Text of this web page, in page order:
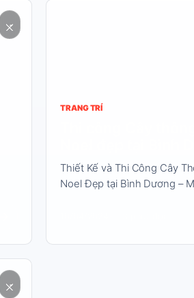
TRANG TRÍ
Thiết Kế và Thi Công Cây
Noel Đẹp tại Bình Dương –